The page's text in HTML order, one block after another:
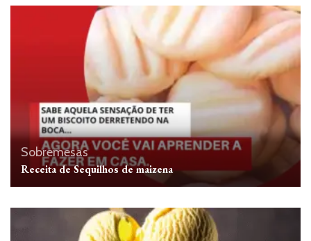
Sobremesas
Receita de Sequilhos de maizena